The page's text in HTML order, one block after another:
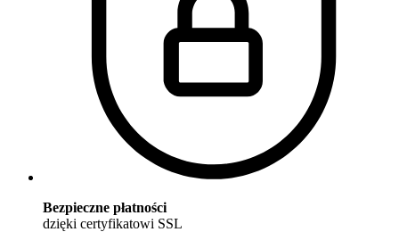
Bezpieczne płatności
dzięki certyfikatowi SSL